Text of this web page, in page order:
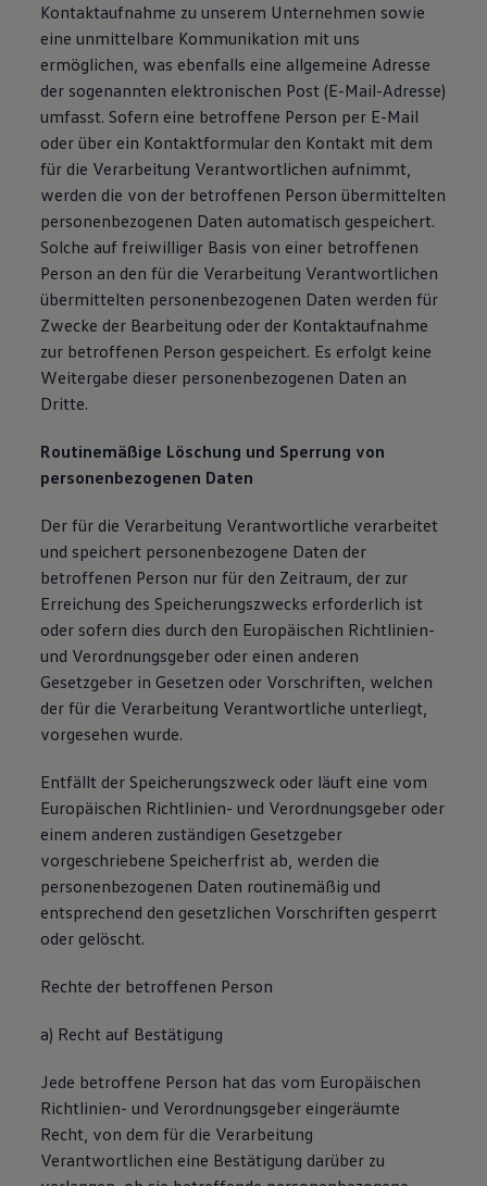
Kontaktaufnahme zu unserem Unternehmen sowie
eine unmittelbare Kommunikation mit uns
ermöglichen, was ebenfalls eine allgemeine Adresse
der sogenannten elektronischen Post (E-Mail-Adresse)
umfasst. Sofern eine betroffene Person per E-Mail
oder über ein Kontaktformular den Kontakt mit dem
für die Verarbeitung Verantwortlichen aufnimmt,
werden die von der betroffenen Person übermittelten
personenbezogenen Daten automatisch gespeichert.
Solche auf freiwilliger Basis von einer betroffenen
Person an den für die Verarbeitung Verantwortlichen
übermittelten personenbezogenen Daten werden für
Zwecke der Bearbeitung oder der Kontaktaufnahme
zur betroffenen Person gespeichert. Es erfolgt keine
Weitergabe dieser personenbezogenen Daten an
Dritte.
Routinemäßige Löschung und Sperrung von
personenbezogenen Daten
Der für die Verarbeitung Verantwortliche verarbeitet
und speichert personenbezogene Daten der
betroffenen Person nur für den Zeitraum, der zur
Erreichung des Speicherungszwecks erforderlich ist
oder sofern dies durch den Europäischen Richtlinien-
und Verordnungsgeber oder einen anderen
Gesetzgeber in Gesetzen oder Vorschriften, welchen
der für die Verarbeitung Verantwortliche unterliegt,
vorgesehen wurde.
Entfällt der Speicherungszweck oder läuft eine vom
Europäischen Richtlinien- und Verordnungsgeber oder
einem anderen zuständigen Gesetzgeber
vorgeschriebene Speicherfrist ab, werden die
personenbezogenen Daten routinemäßig und
entsprechend den gesetzlichen Vorschriften gesperrt
oder gelöscht.
Rechte der betroffenen Person
a) Recht auf Bestätigung
Jede betroffene Person hat das vom Europäischen
Richtlinien- und Verordnungsgeber eingeräumte
Recht, von dem für die Verarbeitung
Verantwortlichen eine Bestätigung darüber zu